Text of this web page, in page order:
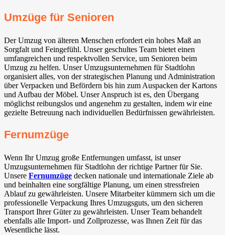
Umzüge für Senioren
Der Umzug von älteren Menschen erfordert ein hohes Maß an
Sorgfalt und Feingefühl. Unser geschultes Team bietet einen
umfangreichen und respektvollen Service, um Senioren beim
Umzug zu helfen. Unser Umzugsunternehmen für Stadtlohn
organisiert alles, von der strategischen Planung und Administration
über Verpacken und Befördern bis hin zum Auspacken der Kartons
und Aufbau der Möbel. Unser Anspruch ist es, den Übergang
möglichst reibungslos und angenehm zu gestalten, indem wir eine
gezielte Betreuung nach individuellen Bedürfnissen gewährleisten.
Fernumzüge
Wenn Ihr Umzug große Entfernungen umfasst, ist unser
Umzugsunternehmen für Stadtlohn der richtige Partner für Sie.
Unsere Fernumzüge decken nationale und internationale Ziele ab
und beinhalten eine sorgfältige Planung, um einen stressfreien
Ablauf zu gewährleisten. Unsere Mitarbeiter kümmern sich um die
professionelle Verpackung Ihres Umzugsguts, um den sicheren
Transport Ihrer Güter zu gewährleisten. Unser Team behandelt
ebenfalls alle Import- und Zollprozesse, was Ihnen Zeit für das
Wesentliche lässt.